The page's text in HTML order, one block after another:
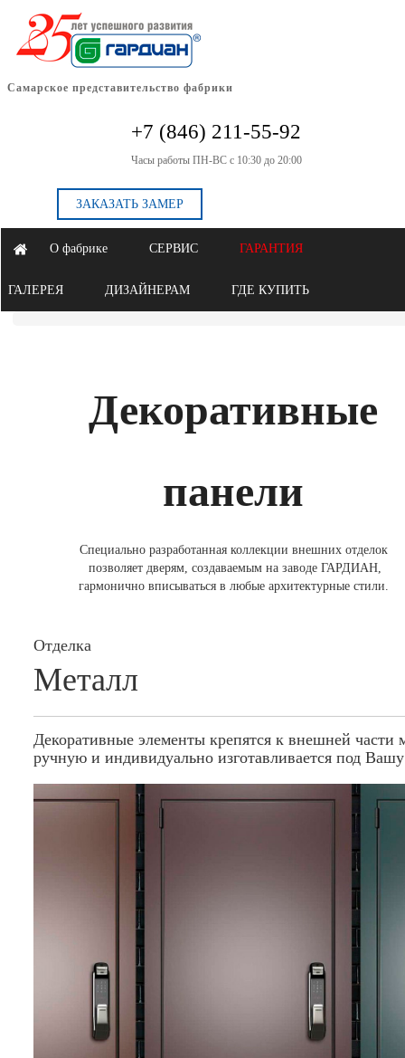
Самарское представительство фабрики
+7 (846) 211-55-92
Часы работы ПН-ВС с 10:30 до 20:00
ЗАКАЗАТЬ ЗАМЕР
О фабрике СЕРВИС ГАРАНТИЯ
ГАЛЕРЕЯ ДИЗАЙНЕРАМ ГДЕ КУПИТЬ
Декоративные
панели
Специально разработанная коллекции внешних отделок
позволяет дверям, создаваемым на заводе ГАРДИАН,
гармонично вписываться в любые архитектурные стили.
Отделка
Металл
Декоративные элементы крепятся к внешней части
ручную и индивидуально изготавливается под